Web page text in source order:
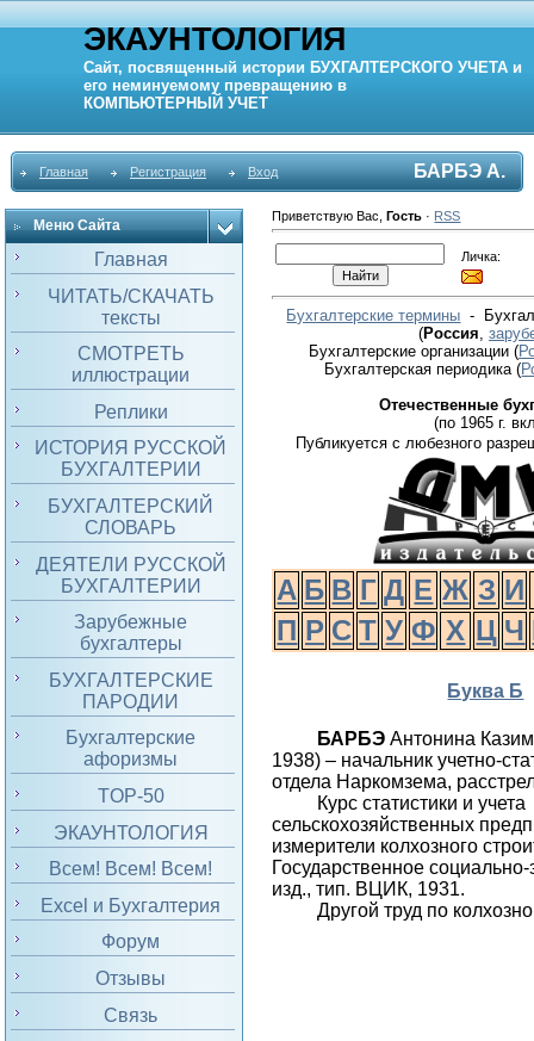
ЭКАУНТОЛОГИЯ
Сайт, посвященный истории БУХГАЛТЕРСКОГО УЧЕТА и
его неминуемому превращению в
КОМПЬЮТЕРНЫЙ УЧЕТ
Главная Регистрация Вход БАРБЭ А.
Меню Сайта
Главная
ЧИТАТЬ/СКАЧАТЬ
тексты
СМОТРЕТЬ
иллюстрации
Реплики
ИСТОРИЯ РУССКОЙ
БУХГАЛТЕРИИ
БУХГАЛТЕРСКИЙ
СЛОВАРЬ
ДЕЯТЕЛИ РУССКОЙ
БУХГАЛТЕРИИ
Зарубежные
бухгалтеры
БУХГАЛТЕРСКИЕ
ПАРОДИИ
Бухгалтерские
афоризмы
TOP-50
ЭКАУНТОЛОГИЯ
Всем! Всем! Всем!
Excel и Бухгалтерия
Форум
Отзывы
Связь
Приветствую Вас ,Гость · RSS
Личка:
Бухгалтерские термины -
(Россия
Бухгалтерские организации (
Бухгалтерская периодика(
Отечественные
(по 1965 г.
Публикуется с любезного
А Б В Г Д Е Ж З И
П Р С Т У Ф Х Ц Ч
Буква Б
БАРБЭ Антонина
1938) – начальник учетно-
отдела Наркомзема,
Курс статистики и учета
сельскохозяйственных
измерители колхозного
Государственное
изд., тип. ВЦИК, 1931.
Другой труд по